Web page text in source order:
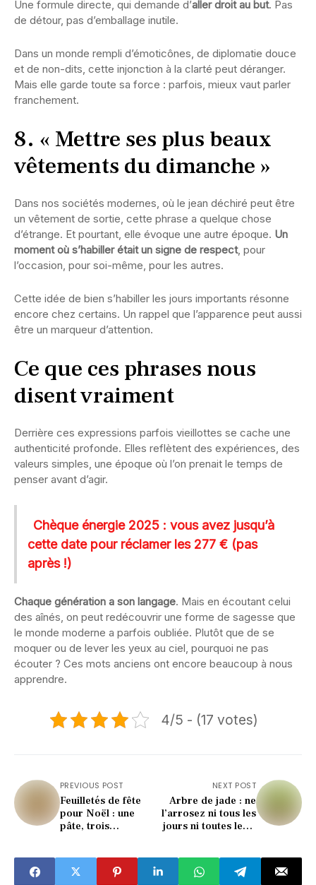
Une formule directe, qui demande d’aller droit au but. Pas
de détour, pas d’emballage inutile.
Dans un monde rempli d’émoticônes, de diplomatie douce
et de non-dits, cette injonction à la clarté peut déranger.
Mais elle garde toute sa force : parfois, mieux vaut parler
franchement.
8. « Mettre ses plus beaux
vêtements du dimanche »
Dans nos sociétés modernes, où le jean déchiré peut être
un vêtement de sortie, cette phrase a quelque chose
d’étrange. Et pourtant, elle évoque une autre époque. Un
moment où s’habiller était un signe de respect, pour
l’occasion, pour soi-même, pour les autres.
Cette idée de bien s’habiller les jours importants résonne
encore chez certains. Un rappel que l’apparence peut aussi
être un marqueur d’attention.
Ce que ces phrases nous
disent vraiment
Derrière ces expressions parfois vieillottes se cache une
authenticité profonde. Elles reflètent des expériences, des
valeurs simples, une époque où l’on prenait le temps de
penser avant d’agir.
Chèque énergie 2025 : vous avez jusqu’à
cette date pour réclamer les 277 € (pas
après !)
Chaque génération a son langage. Mais en écoutant celui
des aînés, on peut redécouvrir une forme de sagesse que
le monde moderne a parfois oubliée. Plutôt que de se
moquer ou de lever les yeux au ciel, pourquoi ne pas
écouter ? Ces mots anciens ont encore beaucoup à nous
apprendre.
4/5 - (17 votes)
PREVIOUS POST
Feuilletés de fête
pour Noël : une
pâte, trois
apéritif croustillant
et ultra gourmand
NEXT POST
Arbre de jade : ne
l’arrosez ni tous les
jours ni toutes les 2
estival qui le sauve